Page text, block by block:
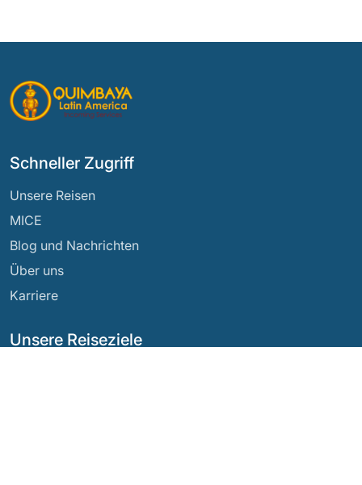
Unsere Reiseziele
Schneller Zugriff
Unsere Reisen
MICE
Blog und Nachrichten
Über uns
Karriere